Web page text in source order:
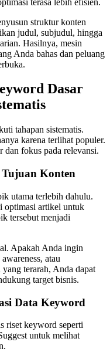
struktur konten
judul, subjudul, hingga
Hasilnya, mesin
Anda bahas dan peluang
Dasar
tahapan sistematis.
karena terlihat populer.
dan fokus pada relevansi.
Konten
utama terlebih dahulu.
optimasi artikel untuk
tersebut menjadi
Apakah Anda ingin
atau
terarah, Anda dapat
target bisnis.
Data Keyword
riset keyword seperti
untuk melihat